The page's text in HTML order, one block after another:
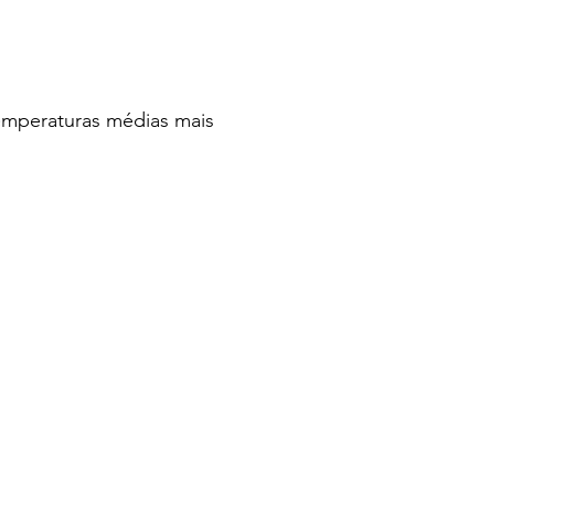
médias mais